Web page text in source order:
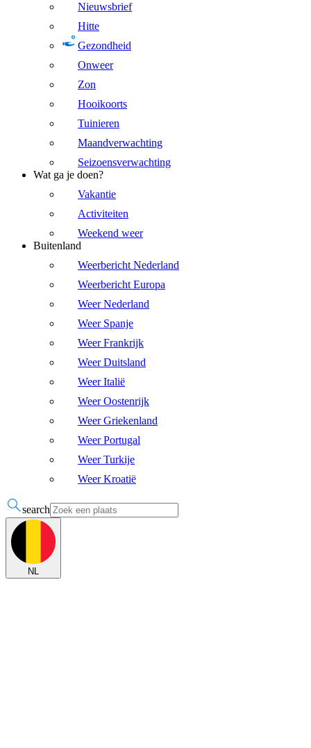
Nieuwsbrief
Hitte
Gezondheid
Onweer
Zon
Hooikoorts
Tuinieren
Maandverwachting
Seizoensverwachting
Wat ga je doen?
Vakantie
Activiteiten
Weekend weer
Buitenland
Weerbericht Nederland
Weerbericht Europa
Weer Nederland
Weer Spanje
Weer Frankrijk
Weer Duitsland
Weer Italië
Weer Oostenrijk
Weer Griekenland
Weer Portugal
Weer Turkije
Weer Kroatië
search
NL